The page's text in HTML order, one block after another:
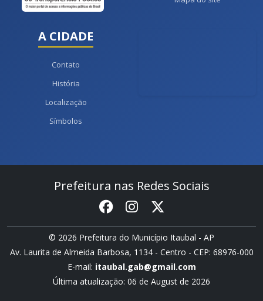
A CIDADE
Contato
História
Localização
Símbolos
Prefeitura nas Redes Sociais
© 2026 Prefeitura do Município Itaubal - AP
Av. Laurita de Almeida Barbosa, 1134 - Centro - CEP: 68976-000
E-mail: itaubal.gab@gmail.com
Última atualização: 06 de August de 2026